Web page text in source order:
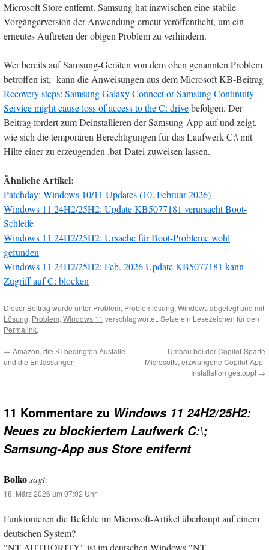
Microsoft Store entfernt. Samsung hat inzwischen eine stabile
Vorgängerversion der Anwendung erneut veröffentlicht, um ein
erneutes Auftreten der obigen Problem zu verhindern.
Wer bereits auf Samsung-Geräten von dem oben genannten Problem
betroffen ist, kann die Anweisungen aus dem Microsoft KB-Beitrag
Recovery steps: Samsung Galaxy Connect or Samsung Continuity
Service might cause loss of access to the C: drivebefolgen. Der
Beitrag fordert zum Deinstallieren der Samsung-App auf und zeigt,
wie sich die temporären Berechtigungen für das Laufwerk C:\ mit
Hilfe einer zu erzeugenden .bat-Datei zuweisen lassen.
Ähnliche Artikel:
Patchday: Windows 10/11 Updates (10. Februar 2026)
Windows 11 24H2/25H2: Update KB5077181 verursacht Boot-
Schleife
Windows 11 24H2/25H2: Ursache für Boot-Probleme wohl
gefunden
Windows 11 24H2/25H2: Feb. 2026 Update KB5077181 kann
Zugriff auf C: blocken
Dieser Beitrag wurde unter Problem, Problemlösung, Windowsabgelegt und mit
Lösung, Problem, Windows 11 verschlagwortet. Setze ein Lesezeichen für den
Permalink.
← Amazon, die KI-bedingten Ausfälle
und die Entlassungen
Umbau bei der Copilot-Sparte
Microsofts, erzwungene Copilot-App-
Installation gestoppt →
11 Kommentare zu Windows 11 24H2/25H2:
Neues zu blockiertem Laufwerk C:\;
Samsung-App aus Store entfernt
Bolkosagt:
18. März 2026 um 07:02 Uhr
Funkionieren die Befehle im Microsoft-Artikel überhaupt auf einem
deutschen System?